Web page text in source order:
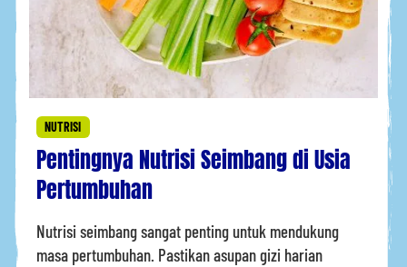
NUTRISI
Pentingnya Nutrisi Seimbang di Usia
Pertumbuhan
Nutrisi seimbang sangat penting untuk mendukung
masa pertumbuhan. Pastikan asupan gizi harian